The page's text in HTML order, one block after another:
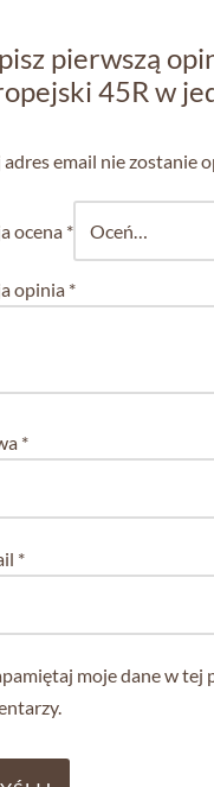
pierwszą
45R w
adres email nie zostanie
ocena *
opinia *
*
*
moje dane w tej